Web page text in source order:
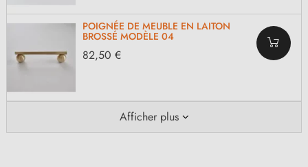
POIGNÉE DE MEUBLE EN LAITON
BROSSÉ MODÈLE 04
82,50 €
Afficher plus